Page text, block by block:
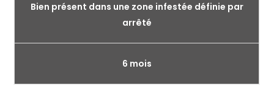
Bien présent dans une zone infestée définie par
arrêté
6 mois